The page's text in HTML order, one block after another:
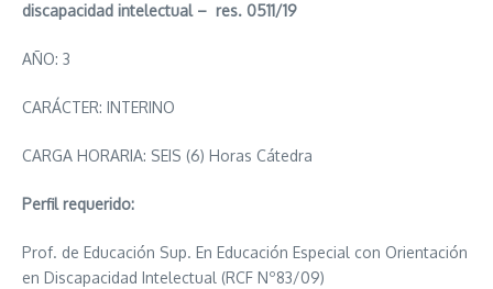
discapacidad intelectual – res. 0511/19
AÑO: 3
CARÁCTER: INTERINO
CARGA HORARIA: SEIS (6) Horas Cátedra
Perfil requerido:
Prof. de Educación Sup. En Educación Especial con Orientación
en Discapacidad Intelectual (RCF Nº83/09)